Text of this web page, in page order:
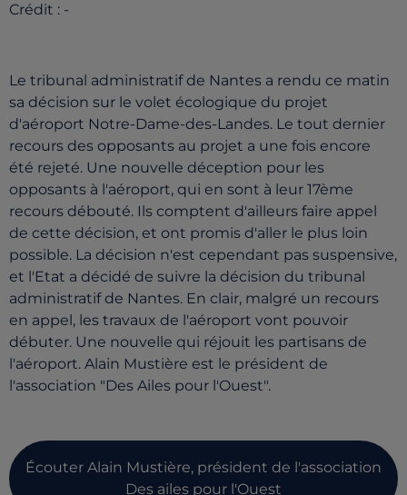
Crédit : -
Le tribunal administratif de Nantes a rendu ce matin
sa décision sur le volet écologique du projet
d'aéroport Notre-Dame-des-Landes. Le tout dernier
recours des opposants au projet a une fois encore
été rejeté. Une nouvelle déception pour les
opposants à l'aéroport, qui en sont à leur 17ème
recours débouté. Ils comptent d'ailleurs faire appel
de cette décision, et ont promis d'aller le plus loin
possible. La décision n'est cependant pas suspensive,
et l'Etat a décidé de suivre la décision du tribunal
administratif de Nantes. En clair, malgré un recours
en appel, les travaux de l'aéroport vont pouvoir
débuter. Une nouvelle qui réjouit les partisans de
l'aéroport. Alain Mustière est le président de
l'association "Des Ailes pour l'Ouest".
Écouter Alain Mustière, président de l'association
Des ailes pour l'Ouest